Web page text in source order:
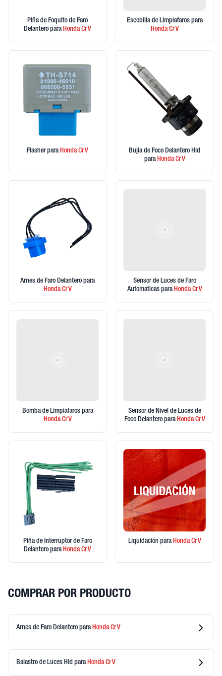
Piña de Foquito de Faro
Delantero paraHondaCr V
Escobilla de Limpiafaros para
HondaCr V
Flasher paraHondaCr V
Bujia de Foco Delantero Hid
paraHondaCr V
Arnes de Faro Delantero para
HondaCr V
Sensor de Luces de Faro
Automaticas paraHondaCr V
Bomba de Limpiafaros para
HondaCr V
Sensor de Nivel de Luces de
Foco Delantero paraHondaCr V
Piña de Interruptor de Faro
Delantero paraHondaCr V
Liquidación paraHondaCr V
COMPRAR POR PRODUCTO
Arnes de Faro Delantero para HondaCr V
Balastro de Luces Hid para HondaCr V